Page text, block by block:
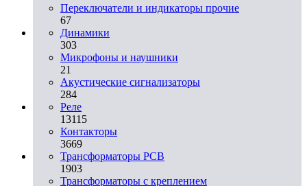
Переключатели и индикаторы прочие
67
Динамики
303
Микрофоны и наушники
21
Акустические сигнализаторы
284
Реле
13115
Контакторы
3669
Трансформаторы PCB
1903
Трансформаторы с креплением